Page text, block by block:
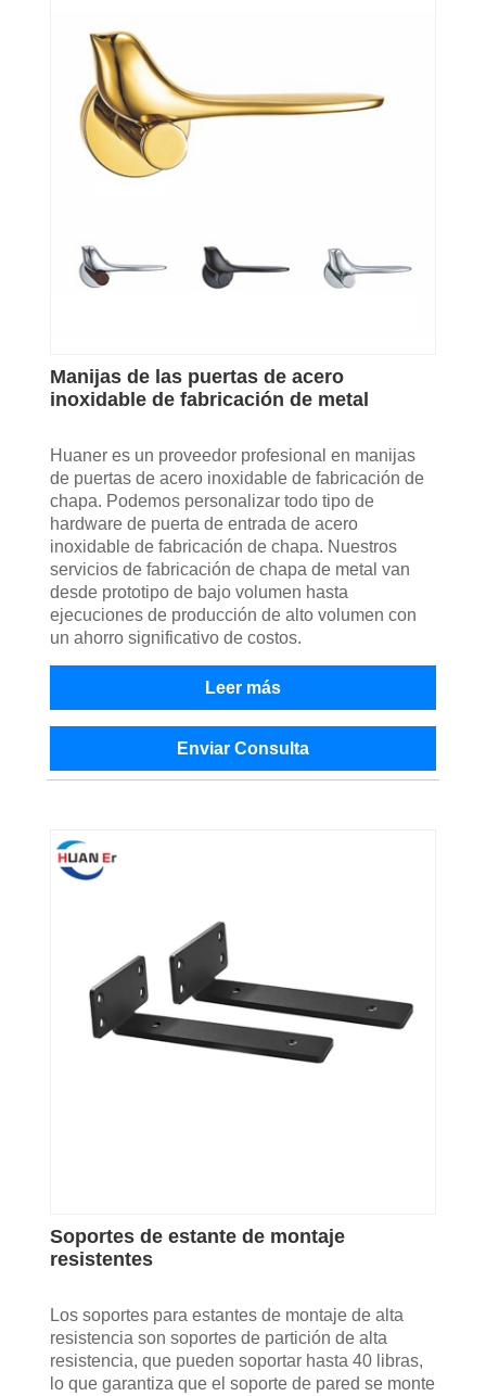
Manijas de las puertas de acero
inoxidable de fabricación de metal
Huaner es un proveedor profesional en manijas
de puertas de acero inoxidable de fabricación de
chapa. Podemos personalizar todo tipo de
hardware de puerta de entrada de acero
inoxidable de fabricación de chapa. Nuestros
servicios de fabricación de chapa de metal van
desde prototipo de bajo volumen hasta
ejecuciones de producción de alto volumen con
un ahorro significativo de costos.
Leer más
Enviar Consulta
Soportes de estante de montaje
resistentes
Los soportes para estantes de montaje de alta
resistencia son soportes de partición de alta
resistencia, que pueden soportar hasta 40 libras,
lo que garantiza que el soporte de pared se monte